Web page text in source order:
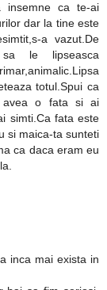
ca te-ai
dar la tine este
a vazut.De
le lipseasca
totul.Spui ca
avea o fata si ai
simti.Ca fata este
si maica-ta sunteti
ca daca eram eu
inca mai exista in